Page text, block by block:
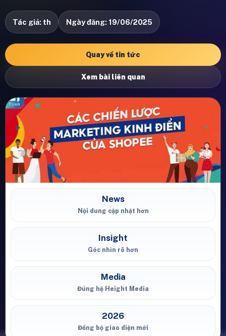
Tác giả: th Ngày đăng: 19/06/2025
Quay về tin tức
Xem bài liên quan
News
Nội dung cập nhật hơn
Insight
Góc nhìn rõ hơn
Media
Đúng hệ Height Media
2026
Đồng bộ giao diện mới